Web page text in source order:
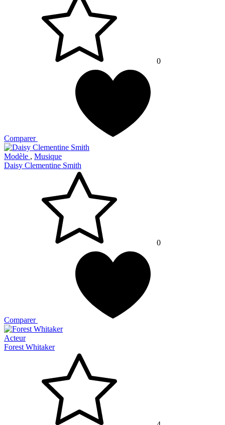
0
Comparer
Modèle , Musique
Daisy Clementine Smith
0
Comparer
Acteur
Forest Whitaker